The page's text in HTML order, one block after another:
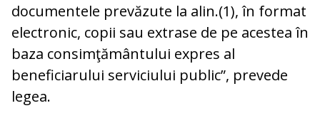
documentele prevăzute la alin.(1), în format
electronic, copii sau extrase de pe acestea în
baza consimţământului expres al
beneficiarului serviciului public”, prevede
legea.